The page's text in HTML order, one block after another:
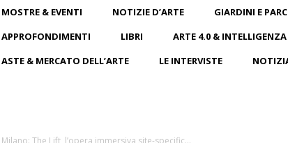
MOSTRE & EVENTI NOTIZIE D’ARTE GIARDINI E
APPROFONDIMENTI
LIBRI
ARTE 4.0 &
ASTE & MERCATO DELL’ARTE
LE INTERVISTE
The Lift, l’opera immersiva site-specific...